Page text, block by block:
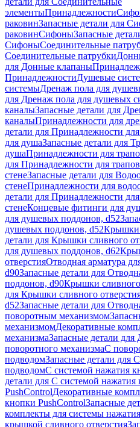
элементыПринадлежности
раковинЗапасные детали для
раковинСифоныЗапасные
СифоныСоединительные
Соединительные патрубки
для Донные клапаны
ПринадлежностиДушевые
системыДренаж пола для
для Дренаж пола для душевых
каналыЗапасные детали для
каналыПринадлежности для
детали для Принадлежности
для душаЗапасные детали для
душаПринадлежности для
для Принадлежности для
стенеЗапасные детали для
стенеПринадлежности для
детали для Принадлежности
стенеКонцевые фитинги для
для душевых поддонов, d52
душевых поддонов, d52Крышки
детали для Крышки сливного
для душевых поддонов, d62
отверстияОтводная арматура
d90Запасные детали для
поддонов, d90Крышки сливного
для Крышки сливного
d52Запасные детали для
поворотным механизмом
механизмомДекоративные
механизмаЗапасные детали
поворотного механизмаС
подводомЗапасные детали для
подводомС системой нажатия
детали для С системой нажатия
PushControlДекоративные
кнопки PushControlЗапасные
комплекты для системы
крышкой сливного отверстия